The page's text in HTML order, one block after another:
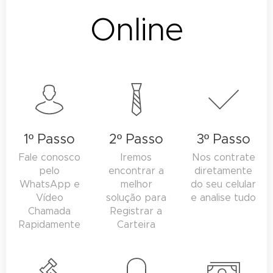
Online
1º Passo
Fale conosco
pelo
WhatsApp e
Vídeo
Chamada
Rapidamente
2º Passo
Iremos
encontrar a
melhor
solução para
Registrar a
Carteira
3º Passo
Nos contrate
diretamente
do seu celular
e analise tudo